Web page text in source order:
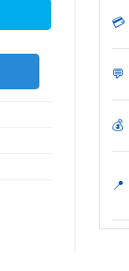
💳
💬
💰
📍